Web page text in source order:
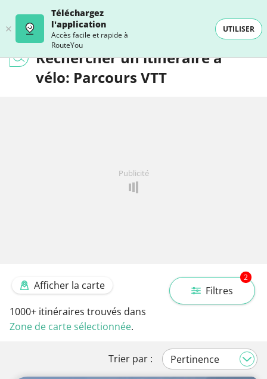
Téléchargez
l'application
Accès facile et rapide à
RouteYou
UTILISER
Rechercher un itinéraire à
vélo: Parcours VTT
Publicité
Filtres
2
Afficher la carte
1000+ itinéraires trouvés dans
Zone de carte sélectionnée.
Trier par :